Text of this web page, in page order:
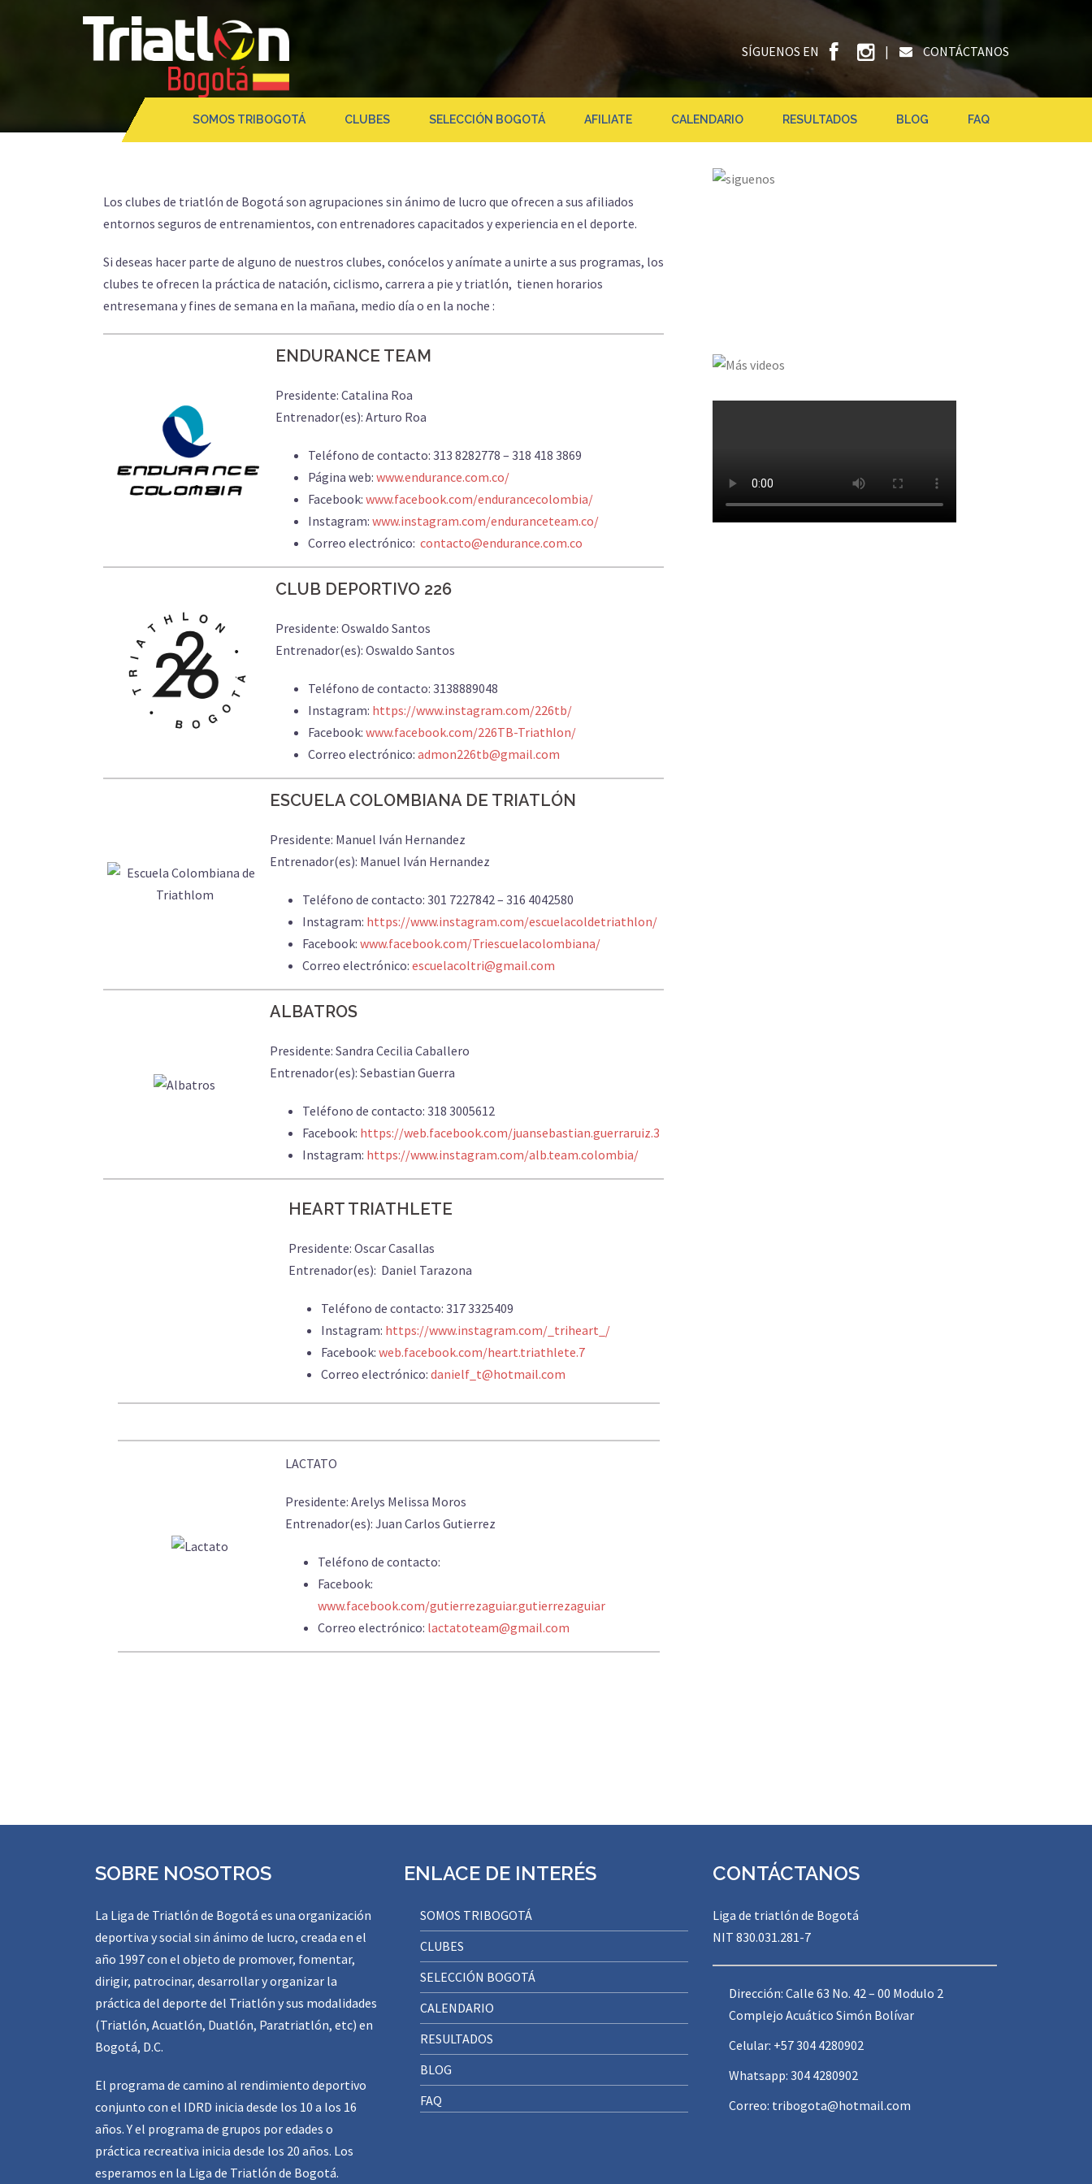
SÍGUENOS EN | CONTÁCTANOS
SOMOS TRIBOGOTÁ CLUBES SELECCIÓN BOGOTÁ AFILIATE CALENDARIO RESULTADOS BLOG FAQ
Los clubes de triatlón de Bogotá son agrupaciones sin ánimo de lucro que ofrecen a sus afiliados
entornos seguros de entrenamientos, con entrenadores capacitados y experiencia en el deporte.
Si deseas hacer parte de alguno de nuestros clubes, conócelos y anímate a unirte a sus programas, los
clubes te ofrecen la práctica de natación, ciclismo, carrera a pie y triatlón, tienen horarios
entresemana y fines de semana en la mañana, medio día o en la noche :
ENDURANCE TEAM
Presidente: Catalina Roa
Entrenador(es): Arturo Roa
Teléfono de contacto: 313 8282778 – 318 418 3869
Página web: www.endurance.com.co/
Facebook: www.facebook.com/endurancecolombia/
Instagram: www.instagram.com/enduranceteam.co/
Correo electrónico: contacto@endurance.com.co
CLUB DEPORTIVO 226
Presidente: Oswaldo Santos
Entrenador(es): Oswaldo Santos
Teléfono de contacto: 3138889048
Instagram: https://www.instagram.com/226tb/
Facebook: www.facebook.com/226TB-Triathlon/
Correo electrónico: admon226tb@gmail.com
ESCUELA COLOMBIANA DE TRIATLÓN
Presidente: Manuel Iván Hernandez
Entrenador(es): Manuel Iván Hernandez
Teléfono de contacto: 301 7227842 – 316 4042580
Instagram: https://www.instagram.com/escuelacoldetriathlon/
Facebook: www.facebook.com/Triescuelacolombiana/
Correo electrónico: escuelacoltri@gmail.com
ALBATROS
Presidente: Sandra Cecilia Caballero
Entrenador(es): Sebastian Guerra
Teléfono de contacto: 318 3005612
Facebook: https://web.facebook.com/juansebastian.guerraruiz.3
Instagram: https://www.instagram.com/alb.team.colombia/
HEART TRIATHLETE
Presidente: Oscar Casallas
Entrenador(es): Daniel Tarazona
Teléfono de contacto: 317 3325409
Instagram: https://www.instagram.com/_triheart_/
Facebook: web.facebook.com/heart.triathlete.7
Correo electrónico: danielf_t@hotmail.com
LACTATO
Presidente: Arelys Melissa Moros
Entrenador(es): Juan Carlos Gutierrez
Teléfono de contacto:
Facebook:
www.facebook.com/gutierrezaguiar.gutierrezaguiar
Correo electrónico: lactatoteam@gmail.com
SOBRE NOSOTROS
La Liga de Triatlón de Bogotá es una organización
deportiva y social sin ánimo de lucro, creada en el
año 1997 con el objeto de promover, fomentar,
dirigir, patrocinar, desarrollar y organizar la
práctica del deporte del Triatlón y sus modalidades
(Triatlón, Acuatlón, Duatlón, Paratriatlón, etc) en
Bogotá, D.C.
El programa de camino al rendimiento deportivo
conjunto con el IDRD inicia desde los 10 a los 16
años. Y el programa de grupos por edades o
práctica recreativa inicia desde los 20 años. Los
esperamos en la Liga de Triatlón de Bogotá.
ENLACE DE INTERÉS
SOMOS TRIBOGOTÁ
CLUBES
SELECCIÓN BOGOTÁ
CALENDARIO
RESULTADOS
BLOG
FAQ
CONTÁCTANOS
Liga de triatlón de Bogotá
NIT 830.031.281-7
Dirección: Calle 63 No. 42 – 00 Modulo 2
Complejo Acuático Simón Bolívar
Celular: +57 304 4280902
Whatsapp: 304 4280902
Correo: tribogota@hotmail.com